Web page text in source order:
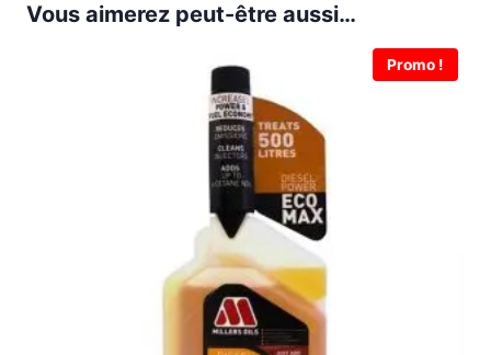
Vous aimerez peut-être aussi…
Promo !